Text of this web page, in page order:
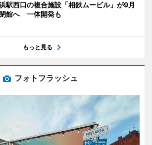
駅西口の複合施設「相鉄ムービル」が9月
館へ 一体開発も
もっと見る
フォトフラッシュ